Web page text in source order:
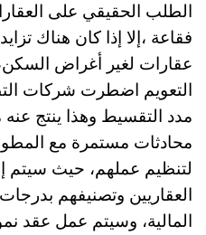
الطلب الحقيقي على
فقاعة ،إلا إذا كان هناك
عقارات لغير أغراض
التعويم اضطرت شركات
مدد التقسيط وهذا ينتج
محادثات مستمرة مع
لتنظيم عملهم، حيث سيتم
العقاريين وتصنيفهم
المالية، وسيتم عمل عقد